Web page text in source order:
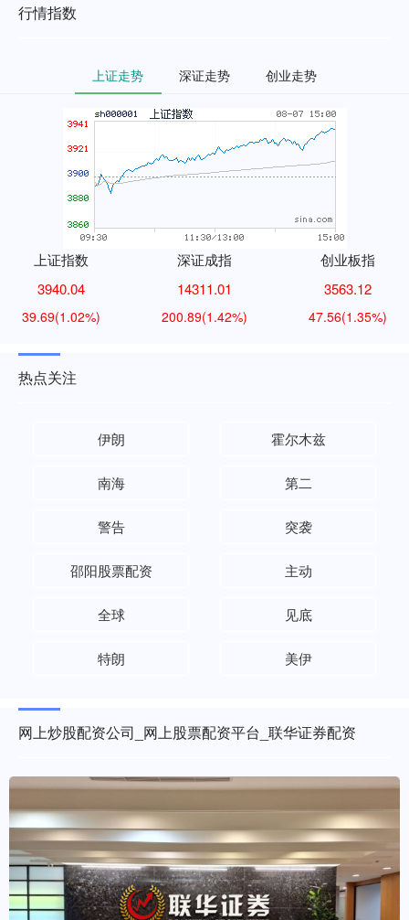
行情指数
上证走势 深证走势 创业走势
上证指数
3940.04
39.69(1.02%)
深证成指
14311.01
200.89(1.42%)
创业板指
3563.12
47.56(1.35%)
热点关注
伊朗 霍尔木兹
南海 第二
警告 突袭
邵阳股票配资 主动
全球 见底
特朗 美伊
网上炒股配资公司_网上股票配资平台_联华证券配资